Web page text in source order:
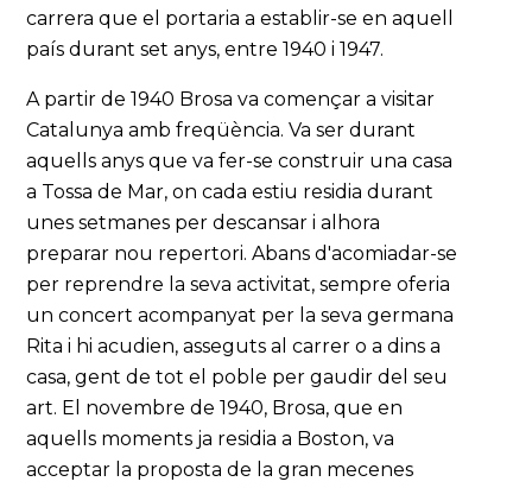
carrera que el portaria a establir-se en aquell
país durant set anys, entre 1940 i 1947.
A partir de 1940 Brosa va començar a visitar
Catalunya amb freqüència. Va ser durant
aquells anys que va fer-se construir una casa
a Tossa de Mar, on cada estiu residia durant
unes setmanes per descansar i alhora
preparar nou repertori. Abans d'acomiadar-se
per reprendre la seva activitat, sempre oferia
un concert acompanyat per la seva germana
Rita i hi acudien, asseguts al carrer o a dins a
casa, gent de tot el poble per gaudir del seu
art. El novembre de 1940, Brosa, que en
aquells moments ja residia a Boston, va
acceptar la proposta de la gran mecenes